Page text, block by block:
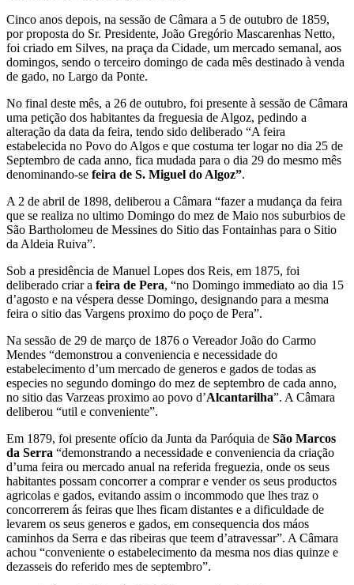
Cinco anos depois, na sessão de Câmara a 5 de outubro de 1859,
por proposta do Sr. Presidente, João Gregório Mascarenhas Netto,
foi criado em Silves, na praça da Cidade, um mercado semanal, aos
domingos, sendo o terceiro domingo de cada mês destinado à venda
de gado, no Largo da Ponte.
No final deste mês, a 26 de outubro, foi presente à sessão de Câmara
uma petição dos habitantes da freguesia de Algoz, pedindo a
alteração da data da feira, tendo sido deliberado “A feira
estabelecida no Povo do Algos e que costuma ter logar no dia 25 de
Septembro de cada anno, fica mudada para o dia 29 do mesmo mês
denominando-se feira de S. Miguel do Algoz”.
A 2 de abril de 1898, deliberou a Câmara “fazer a mudança da feira
que se realiza no ultimo Domingo do mez de Maio nos suburbios de
São Bartholomeu de Messines do Sitio das Fontainhas para o Sitio
da Aldeia Ruiva”.
Sob a presidência de Manuel Lopes dos Reis, em 1875, foi
deliberado criar a feira de Pera, “no Domingo immediato ao dia 15
d’agosto e na véspera desse Domingo, designando para a mesma
feira o sitio das Vargens proximo do poço de Pera”.
Na sessão de 29 de março de 1876 o Vereador João do Carmo
Mendes “demonstrou a conveniencia e necessidade do
estabelecimento d’um mercado de generos e gados de todas as
especies no segundo domingo do mez de septembro de cada anno,
no sitio das Varzeas proximo ao povo d’Alcantarilha”. A Câmara
deliberou “util e conveniente”.
Em 1879, foi presente ofício da Junta da Paróquia de São Marcos
da Serra “demonstrando a necessidade e conveniencia da criação
d’uma feira ou mercado anual na referida freguezia, onde os seus
habitantes possam concorrer a comprar e vender os seus productos
agricolas e gados, evitando assim o incommodo que lhes traz o
concorrerem ás feiras que lhes ficam distantes e a dificuldade de
levarem os seus generos e gados, em consequencia dos máos
caminhos da Serra e das ribeiras que teem d’atravessar”. A Câmara
achou “conveniente o estabelecimento da mesma nos dias quinze e
dezasseis do referido mes de septembro”.